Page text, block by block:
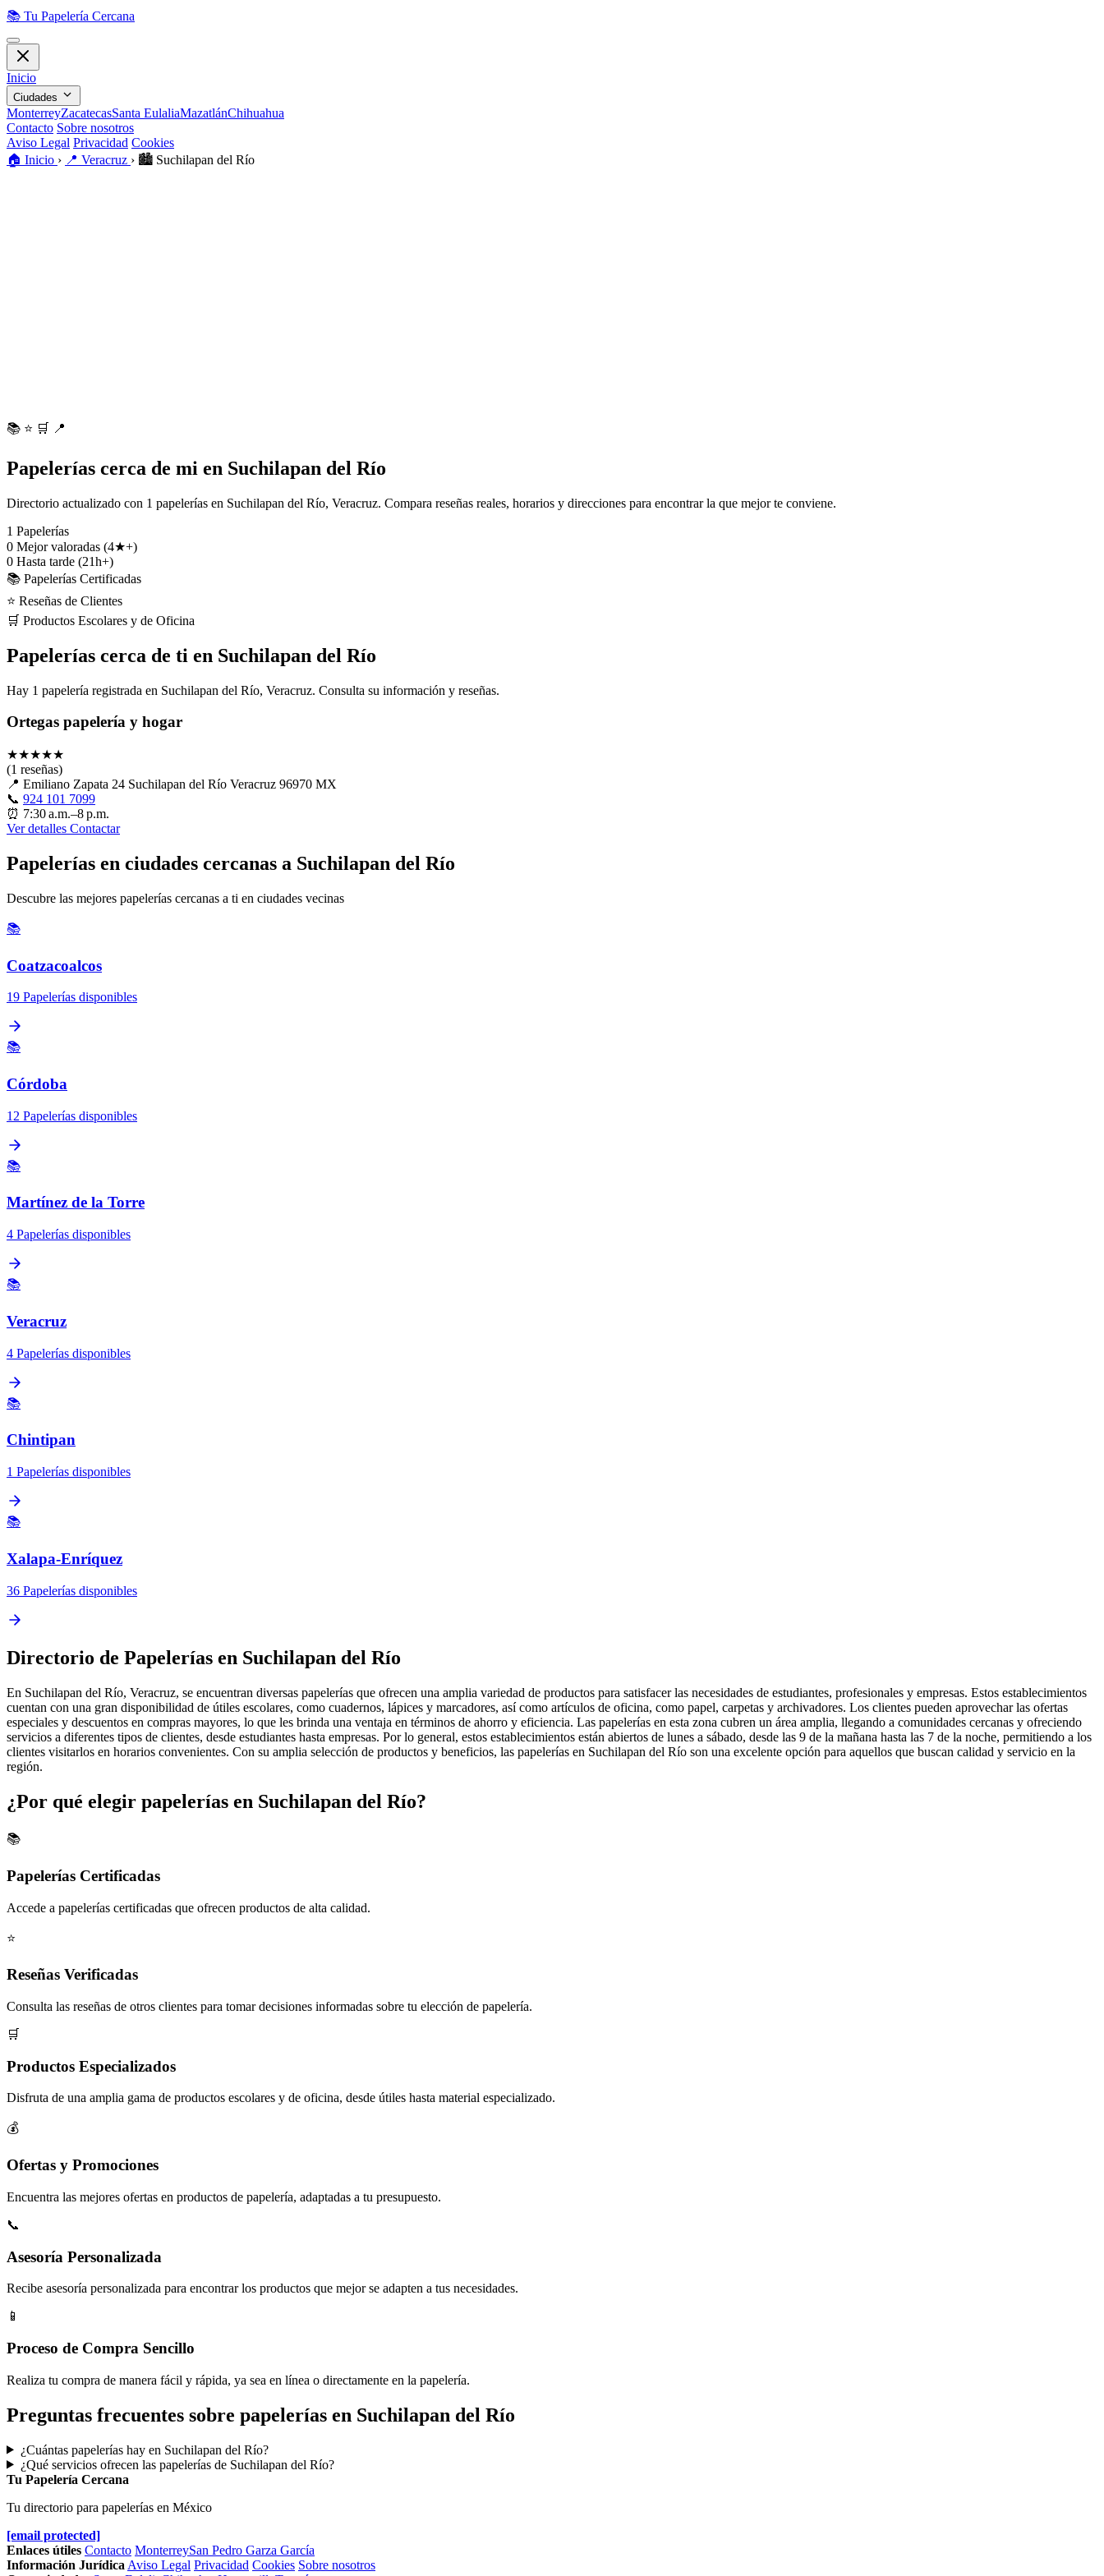
📚 Tu Papelería Cercana
Inicio
Ciudades
MonterreyZacatecasSanta EulaliaMazatlánChihuahua
Contacto Sobre nosotros
Aviso Legal Privacidad Cookies
🏠 Inicio › 📍 Veracruz › 🏙️ Suchilapan del Río
📚 ⭐ 🛒 📍
Papelerías cerca de mi en Suchilapan del Río
Directorio actualizado con 1 papelerías en Suchilapan del Río, Veracruz. Compara reseñas reales, horarios y direcciones para encontrar la que mejor te conviene.
1 Papelerías
0 Mejor valoradas (4★+)
0 Hasta tarde (21h+)
📚 Papelerías Certificadas
⭐ Reseñas de Clientes
🛒 Productos Escolares y de Oficina
Papelerías cerca de ti en Suchilapan del Río
Hay 1 papelería registrada en Suchilapan del Río, Veracruz. Consulta su información y reseñas.
Ortegas papelería y hogar
★★★★★
(1 reseñas)
📍 Emiliano Zapata 24 Suchilapan del Río Veracruz 96970 MX
📞 924 101 7099
⏰ 7:30 a.m.–8 p.m.
Ver detalles Contactar
Papelerías en ciudades cercanas a Suchilapan del Río
Descubre las mejores papelerías cercanas a ti en ciudades vecinas
📚
Coatzacoalcos
19 Papelerías disponibles
📚
Córdoba
12 Papelerías disponibles
📚
Martínez de la Torre
4 Papelerías disponibles
📚
Veracruz
4 Papelerías disponibles
📚
Chintipan
1 Papelerías disponibles
📚
Xalapa-Enríquez
36 Papelerías disponibles
Directorio de Papelerías en Suchilapan del Río
En Suchilapan del Río, Veracruz, se encuentran diversas papelerías que ofrecen una amplia variedad de productos para satisfacer las necesidades de estudiantes, profesionales y empresas. Estos establecimientos
cuentan con una gran disponibilidad de útiles escolares, como cuadernos, lápices y marcadores, así como artículos de oficina, como papel, carpetas y archivadores. Los clientes pueden aprovechar las ofertas
especiales y descuentos en compras mayores, lo que les brinda una ventaja en términos de ahorro y eficiencia. Las papelerías en esta zona cubren un área amplia, llegando a comunidades cercanas y ofreciendo
servicios a diferentes tipos de clientes, desde estudiantes hasta empresas. Por lo general, estos establecimientos están abiertos de lunes a sábado, desde las 9 de la mañana hasta las 7 de la noche, permitiendo a los
clientes visitarlos en horarios convenientes. Con su amplia selección de productos y beneficios, las papelerías en Suchilapan del Río son una excelente opción para aquellos que buscan calidad y servicio en la
región.
¿Por qué elegir papelerías en Suchilapan del Río?
📚
Papelerías Certificadas
Accede a papelerías certificadas que ofrecen productos de alta calidad.
⭐
Reseñas Verificadas
Consulta las reseñas de otros clientes para tomar decisiones informadas sobre tu elección de papelería.
🛒
Productos Especializados
Disfruta de una amplia gama de productos escolares y de oficina, desde útiles hasta material especializado.
💰
Ofertas y Promociones
Encuentra las mejores ofertas en productos de papelería, adaptadas a tu presupuesto.
📞
Asesoría Personalizada
Recibe asesoría personalizada para encontrar los productos que mejor se adapten a tus necesidades.
📱
Proceso de Compra Sencillo
Realiza tu compra de manera fácil y rápida, ya sea en línea o directamente en la papelería.
Preguntas frecuentes sobre papelerías en Suchilapan del Río
¿Cuántas papelerías hay en Suchilapan del Río?
¿Qué servicios ofrecen las papelerías de Suchilapan del Río?
Tu Papelería Cercana
Tu directorio para papelerías en México
[email protected]
Enlaces útiles Contacto MonterreySan Pedro Garza García
Información Jurídica Aviso Legal Privacidad Cookies Sobre nosotros